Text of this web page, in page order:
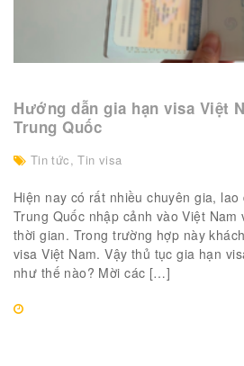
Hướng dẫn gia hạn visa Việt
Trung Quốc
Tin tức,Tin visa
Hiện nay có rất nhiều chuyên gia,
Trung Quốc nhập cảnh vào Việt
thời gian. Trong trường hợp này
visa Việt Nam. Vậy thủ tục gia hạn
như thế nào? Mời các […]